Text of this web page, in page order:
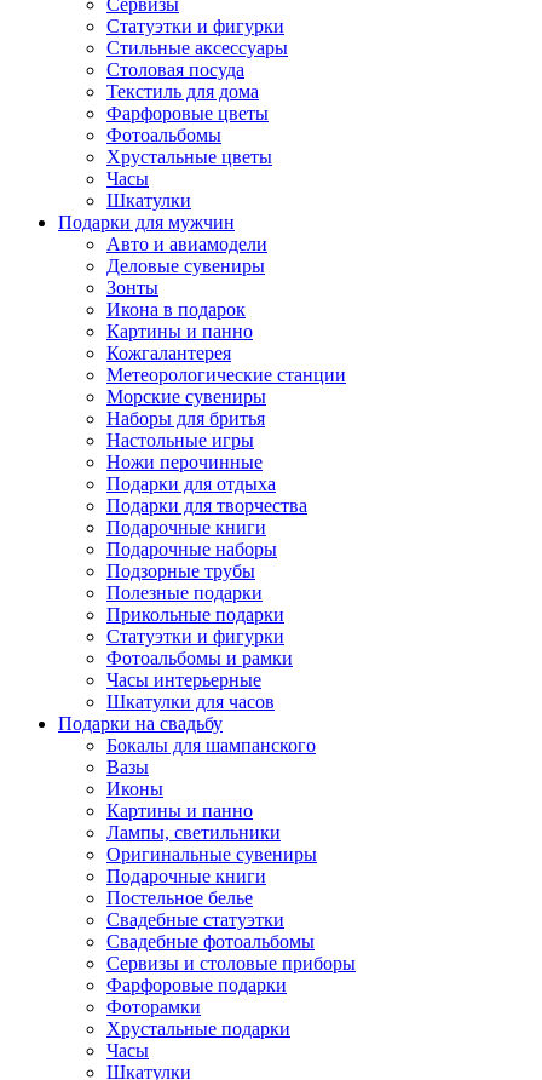
Сервизы
Статуэтки и фигурки
Стильные аксессуары
Столовая посуда
Текстиль для дома
Фарфоровые цветы
Фотоальбомы
Хрустальные цветы
Часы
Шкатулки
Подарки для мужчин
Авто и авиамодели
Деловые сувениры
Зонты
Икона в подарок
Картины и панно
Кожгалантерея
Метеорологические станции
Морские сувениры
Наборы для бритья
Настольные игры
Ножи перочинные
Подарки для отдыха
Подарки для творчества
Подарочные книги
Подарочные наборы
Подзорные трубы
Полезные подарки
Прикольные подарки
Статуэтки и фигурки
Фотоальбомы и рамки
Часы интерьерные
Шкатулки для часов
Подарки на свадьбу
Бокалы для шампанского
Вазы
Иконы
Картины и панно
Лампы, светильники
Оригинальные сувениры
Подарочные книги
Постельное белье
Свадебные статуэтки
Свадебные фотоальбомы
Сервизы и столовые приборы
Фарфоровые подарки
Фоторамки
Хрустальные подарки
Часы
Шкатулки